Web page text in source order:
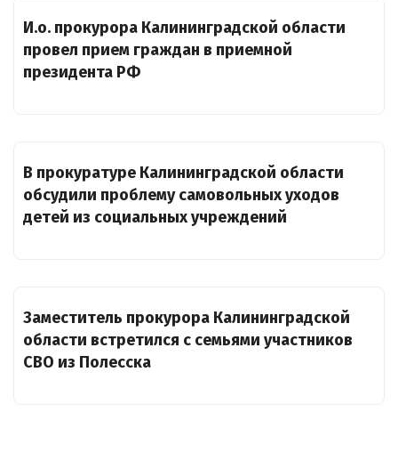
И.о. прокурора Калининградской области
провел прием граждан в приемной
президента РФ
В прокуратуре Калининградской области
обсудили проблему самовольных уходов
детей из социальных учреждений
Заместитель прокурора Калининградской
области встретился с семьями участников
СВО из Полесска